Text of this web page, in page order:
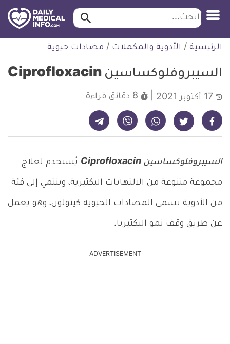
التخطي
للمحتوى
طبية
ابحث ابحث…
الرئيسية / الأدوية والمكملات / مضادات حيوية
السيبروفلوكساسين Ciprofloxacin
8 دقائق قراءة
شارك على فيسبوك - ديلي ميديكال انفو شارك على تويتر - ديلي ميديكال انفو شارك على واتساب - ديلي ميديكال انفو شارك على فايبر - ديلي ميديكال انفو شارك على تيليجرام - ديلي ميديكال انفو
السيبروفلوكساسين Ciprofloxacin يُستخدم لعلاج
مجموعة متنوعة من الالتهابات البكتيرية، وينتمي إلى فئة
من الأدوية تسمى المضادات الحيوية كينولون، وهو يعمل
عن طريق وقف نمو البكتيريا.
ADVERTISEMENT